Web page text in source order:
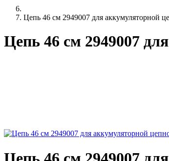
Цепь 46 см 2949007 для аккумуляторной
Цепь 46 см 2949007